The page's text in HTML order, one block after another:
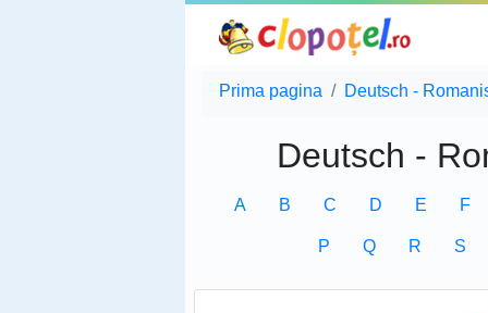
Prima pagina Deutsch -
Deutsch -
A B C D E F
P Q R S